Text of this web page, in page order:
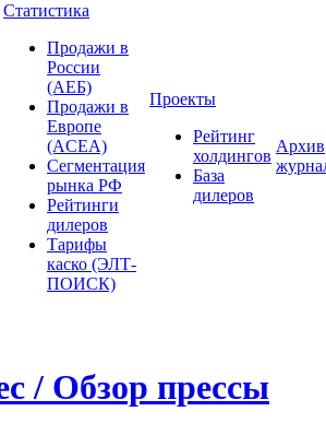
Статистика
Продажи в
России
(АЕБ)
Продажи в
Европе
(ACEA)
Сегментация
рынка РФ
Рейтинги
дилеров
Тарифы
каско (ЭЛТ-
ПОИСК)
Проекты
Рейтинг
холдингов
База
дилеров
Архив
/ Обзор прессы